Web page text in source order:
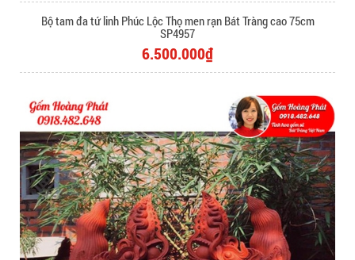
Bộ tam đa tứ linh Phúc Lộc Thọ men rạn Bát Tràng cao 75cm
SP4957
6.500.000₫